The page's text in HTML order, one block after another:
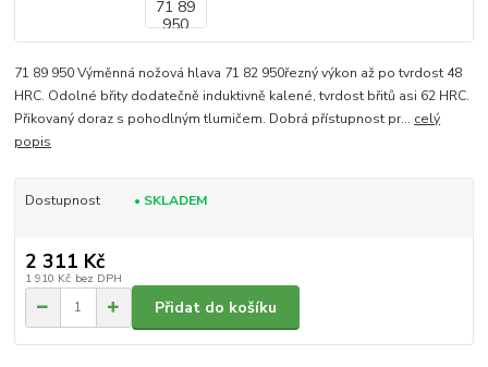
71 89 950 Výměnná nožová hlava 71 82 950řezný výkon až po tvrdost 48
HRC. Odolné břity dodatečně induktivně kalené, tvrdost břitů asi 62 HRC.
Přikovaný doraz s pohodlným tlumičem. Dobrá přístupnost pr... celý
popis
Dostupnost • SKLADEM
2 311 Kč
1 910 Kč bez DPH
Přidat do košíku